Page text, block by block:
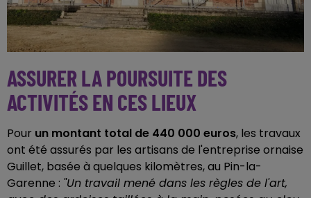
ASSURER LA POURSUITE DES
ACTIVITÉS EN CES LIEUX
Pour un montant total de 440 000 euros, les travaux
ont été assurés par les artisans de l'entreprise ornaise
Guillet, basée à quelques kilomètres, au Pin-la-
Garenne : "Un travail mené dans les règles de l'art,